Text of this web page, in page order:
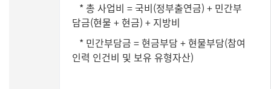
* 총 사업비 = 국비(정부출연금) + 민간부
담금(현물 + 현금) + 지방비
* 민간부담금 = 현금부담 + 현물부담(참여
인력 인건비 및 보유 유형자산)